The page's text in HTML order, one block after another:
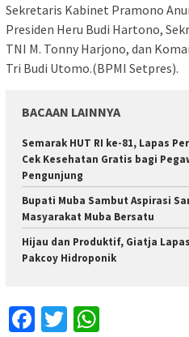
Sekretaris Kabinet Pramono
Presiden Heru Budi Hartono,
TNI M. Tonny Harjono, dan
Tri Budi Utomo.(BPMI Setpres).
BACAAN LAINNYA
Semarak HUT RI ke-81, Lapas
Cek Kesehatan Gratis bagi
Pengunjung
Bupati Muba Sambut Aspirasi
Masyarakat Muba Bersatu
Hijau dan Produktif, Giatja
Pakcoy Hidroponik
Facebook
Twitter